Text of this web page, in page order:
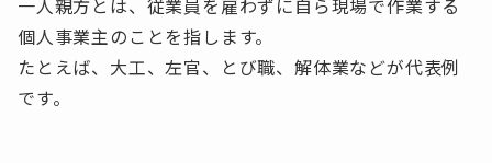
一人親方とは、従業員を雇わずに自ら現場で作業する
個人事業主のことを指します。
たとえば、大工、左官、とび職、解体業などが代表例
です。